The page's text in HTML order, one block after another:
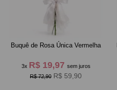
Buquê de Rosa Única Vermelha
3x R$ 19,97 sem juros
R$ 72,90 R$ 59,90